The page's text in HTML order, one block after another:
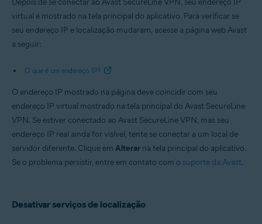
Depois de se conectar ao Avast SecureLine VPN, seu endereço IP
virtual é mostrado na tela principal do aplicativo. Para verificar se
seu endereço IP e localização mudaram, acesse a página web Avast
a seguir:
O que é um endereço IP?
O endereço IP mostrado na página deve coincidir com seu
endereço IP virtual mostrado na tela principal do Avast SecureLine
VPN. Se estiver conectado ao Avast SecureLine VPN, mas seu
endereço IP real ainda for visível, tente se conectar a um local de
servidor diferente. Clique em Alterar na tela principal do aplicativo.
Se o problema persistir, entre em contato com o suporte da Avast.
Desativar serviços de localização